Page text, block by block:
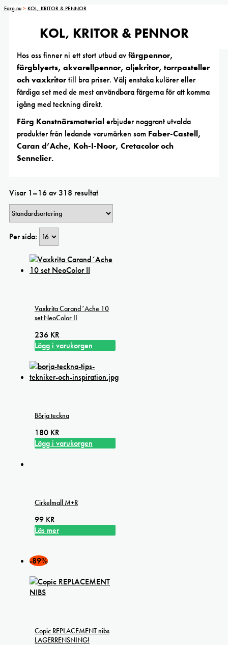
Farg.nu > KOL, KRITOR & PENNOR
KOL, KRITOR & PENNOR
Hos oss finner ni ett stort utbud av färgpennor,
färgblyerts, akvarellpennor, oljekritor, torrpasteller
och vaxkritortill bra priser. Välj enstaka kulörer eller
färdiga set med de mest användbara färgerna för att komma
igång med teckning direkt.
Färg Konstnärsmaterialerbjuder noggrant utvalda
produkter från ledande varumärken som Faber-Castell,
Caran d’Ache, Koh-I-Noor, Cretacolor och
Sennelier.
Visar 1–16 av 318 resultat
Per sida:
Vaxkrita Carand´Ache 10
set NeoColor II
236 KR
Lägg i varukorgen
Börja teckna
180 KR
Lägg i varukorgen
Cirkelmall M+R
99 KR
Läs mer
-89%
Copic REPLACEMENT nibs
LAGERRENSNING!